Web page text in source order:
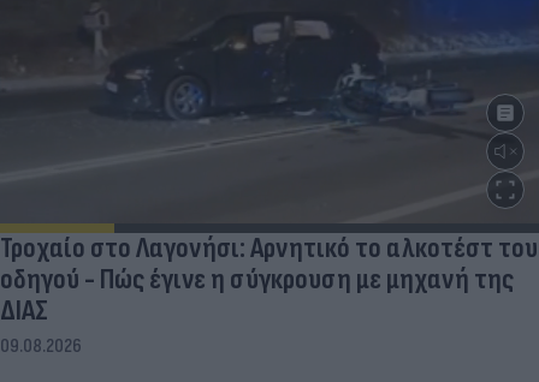
Τροχαίο στο Λαγονήσι: Αρνητικό το αλκοτέστ του
οδηγού - Πώς έγινε η σύγκρουση με μηχανή της
ΔΙΑΣ
09.08.2026